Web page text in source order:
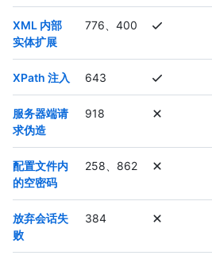
XML 内部
实体扩展
776、400
XPath 注入 643
服务器端请
求伪造
918
配置文件内
的空密码
258、862
放弃会话失
败
384